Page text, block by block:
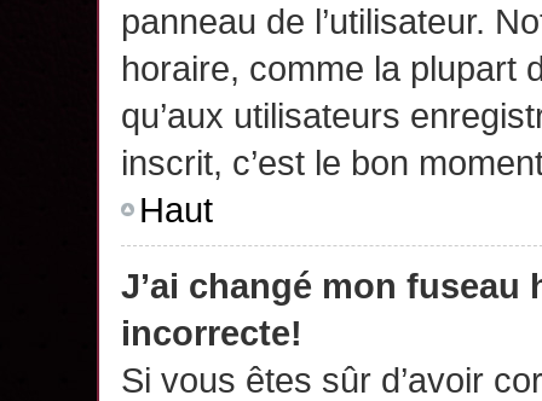
panneau de l’utilisateur.
horaire, comme la plupart
qu’aux utilisateurs
inscrit, c’est le bon
Haut
J’ai changé mon fuseau
incorrecte!
Si vous êtes sûr d’avoir